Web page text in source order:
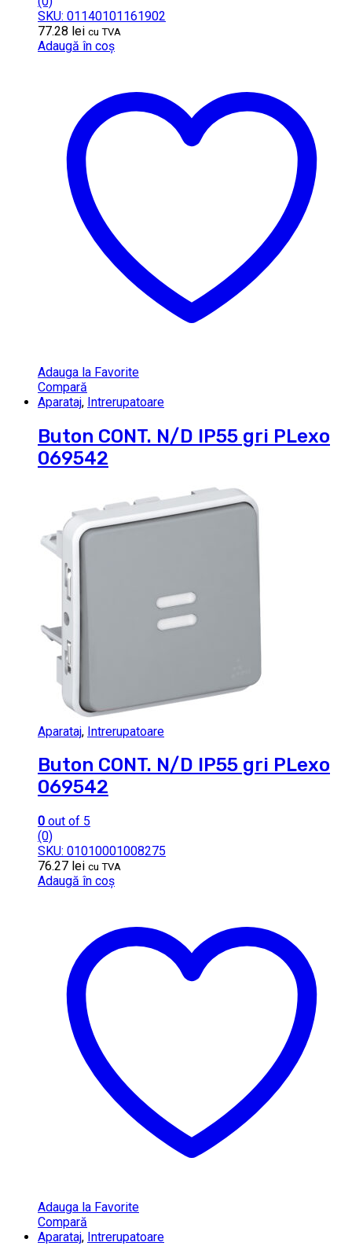
SKU: 01140101161902
77.28 lei cu TVA
Adaugă în coș
Adauga la Favorite
Compară
Aparataj, Intrerupatoare
Buton CONT. N/D IP55 gri PLexo
069542
Aparataj, Intrerupatoare
Buton CONT. N/D IP55 gri PLexo
069542
0 out of 5
(0)
SKU: 01010001008275
76.27 lei cu TVA
Adaugă în coș
Adauga la Favorite
Compară
Aparataj, Intrerupatoare